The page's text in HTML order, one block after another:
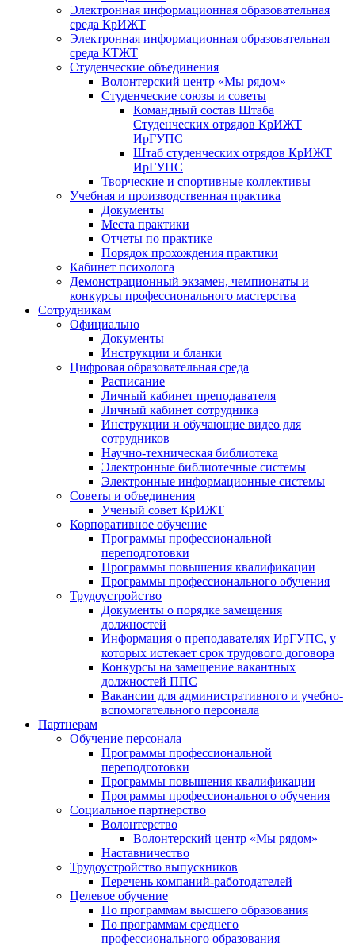
Электронная информационная образовательная
среда КрИЖТ
Электронная информационная образовательная
среда КТЖТ
Студенческие объединения
Волонтерский центр «Мы рядом»
Студенческие союзы и советы
Командный состав Штаба
Студенческих отрядов КрИЖТ
ИрГУПС
Штаб студенческих отрядов КрИЖТ
ИрГУПС
Творческие и спортивные коллективы
Учебная и производственная практика
Документы
Места практики
Отчеты по практике
Порядок прохождения практики
Кабинет психолога
Демонстрационный экзамен, чемпионаты и
конкурсы профессионального мастерства
Сотрудникам
Официально
Документы
Инструкции и бланки
Цифровая образовательная среда
Расписание
Личный кабинет преподавателя
Личный кабинет сотрудника
Инструкции и обучающие видео для
сотрудников
Научно-техническая библиотека
Электронные библиотечные системы
Электронные информационные системы
Советы и объединения
Ученый совет КрИЖТ
Корпоративное обучение
Программы профессиональной
переподготовки
Программы повышения квалификации
Программы профессионального обучения
Трудоустройство
Документы о порядке замещения
должностей
Информация о преподавателях ИрГУПС, у
которых истекает срок трудового договора
Конкурсы на замещение вакантных
должностей ППС
Вакансии для административного и учебно-
вспомогательного персонала
Партнерам
Обучение персонала
Программы профессиональной
переподготовки
Программы повышения квалификации
Программы профессионального обучения
Социальное партнерство
Волонтерство
Волонтерский центр «Мы рядом»
Наставничество
Трудоустройство выпускников
Перечень компаний-работодателей
Целевое обучение
По программам высшего образования
По программам среднего
профессионального образования